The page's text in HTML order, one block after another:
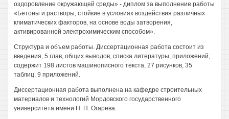
оздоровление окружающей среды» - диплом за выполнение работы
«Бетоны и растворы, стойкие в условиях воздействия различных
климатических факторов, на основе воды затворения,
активированной электрохимическим способом».
Структура и объем работы. Диссертационная работа состоит из
введения, 5 глав, общих выводов, списка литературы, приложений;
содержит 198 листов машинописного текста, 27 рисунков, 35
таблиц, 9 приложений.
Диссертационная работа выполнена на кафедре строительных
материалов и технологий Мордовского государственного
университета имени Н. П. Огарева.